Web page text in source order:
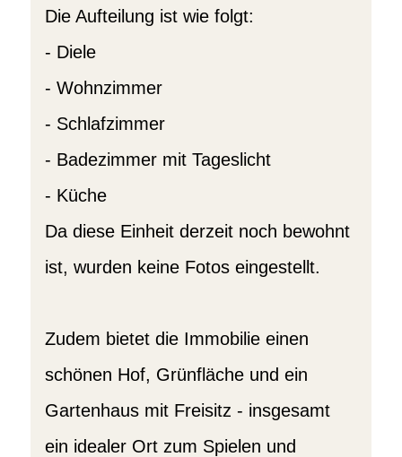
Die Aufteilung ist wie folgt:
- Diele
- Wohnzimmer
- Schlafzimmer
- Badezimmer mit Tageslicht
- Küche
Da diese Einheit derzeit noch bewohnt
ist, wurden keine Fotos eingestellt.
Zudem bietet die Immobilie einen
schönen Hof, Grünfläche und ein
Gartenhaus mit Freisitz - insgesamt
ein idealer Ort zum Spielen und